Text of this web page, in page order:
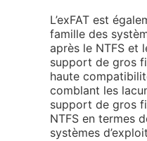
L’exFAT est
famille des
après le NTFS et
support de gros
haute
comblant les
support de gros
NTFS en termes
systèmes